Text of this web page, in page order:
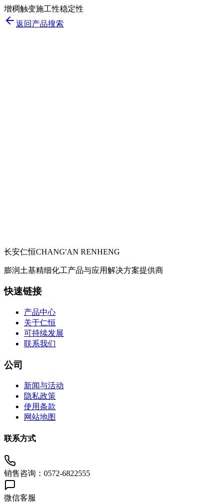
增稠触变施工性稳定性
返回产品搜索
长安仁恒CHANG'AN RENHENG
膨润土基精细化工产品与应用解决方案提供商
快速链接
产品中心
关于仁恒
可持续发展
联系我们
公司
新闻与活动
隐私政策
使用条款
网站地图
联系方式
销售咨询：0572-6822555
微信客服